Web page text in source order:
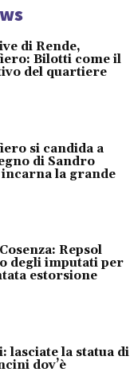
di Rende,
Bilotti come il
del quartiere
si candida a
di Sandro
la grande
Repsol
degli imputati per
estorsione
lasciate la statua di
dov’è